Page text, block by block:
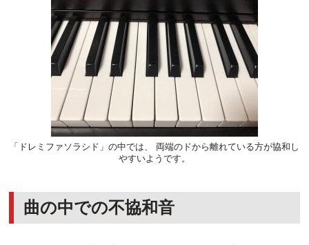
「ドレミファソラシド」の中では、 両端のドから離れている方が協和し
やすいようです。
曲の中での不協和音